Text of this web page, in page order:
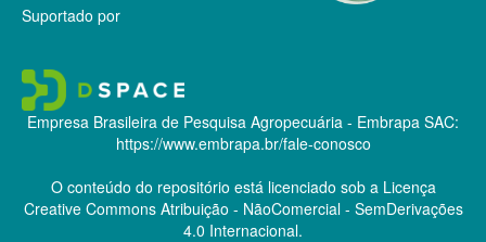
Suportado por
Empresa Brasileira de Pesquisa Agropecuária - Embrapa SAC:
https://www.embrapa.br/fale-conosco
O conteúdo do repositório está licenciado sob a Licença
Creative CommonsAtribuição - NãoComercial - SemDerivações
4.0 Internacional.